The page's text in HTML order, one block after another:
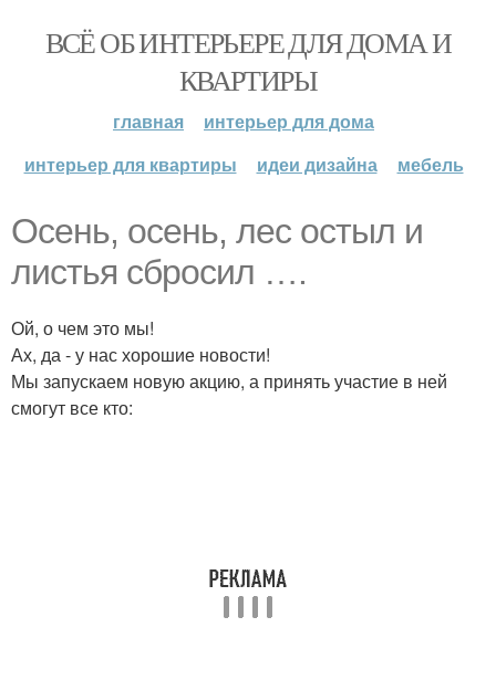
ВСЁ ОБ ИНТЕРЬЕРЕ ДЛЯ ДОМА И
КВАРТИРЫ
главная
интерьер для дома
интерьер для квартиры
идеи дизайна мебель
Осень, осень, лес остыл и
листья сбросил ….
Ой, о чем это мы!
Ах, да - у нас хорошие новости!
Мы запускаем новую акцию, а принять участие в ней
смогут все кто: